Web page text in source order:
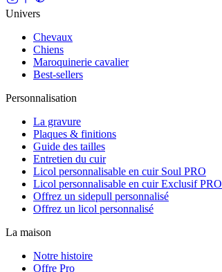
Univers
Chevaux
Chiens
Maroquinerie cavalier
Best-sellers
Personnalisation
La gravure
Plaques & finitions
Guide des tailles
Entretien du cuir
Licol personnalisable en cuir Soul PRO
Licol personnalisable en cuir Exclusif PRO
Offrez un sidepull personnalisé
Offrez un licol personnalisé
La maison
Notre histoire
Offre Pro